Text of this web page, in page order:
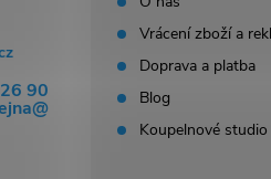
90
Vrácení zboží a
Doprava a platba
Blog
Koupelnové studio